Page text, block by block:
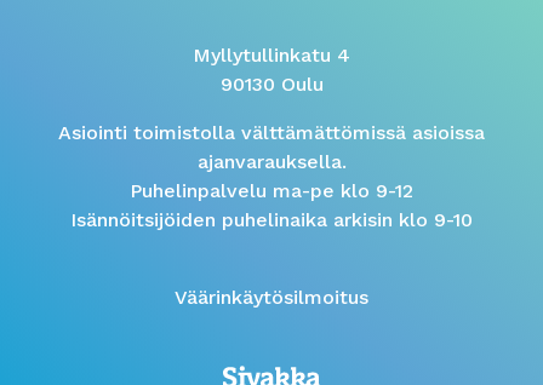
Myllytullinkatu 4
90130 Oulu
Asiointi toimistolla välttämättömissä asioissa
ajanvarauksella.
Puhelinpalvelu ma-pe klo 9-12
Isännöitsijöiden puhelinaika arkisin klo 9-10
Väärinkäytösilmoitus